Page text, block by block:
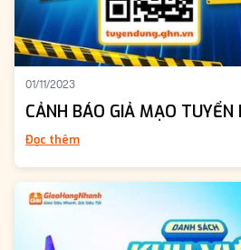
01/11/2023
CẢNH BÁO GIẢ MẠO TUYỂN
Đọc thêm